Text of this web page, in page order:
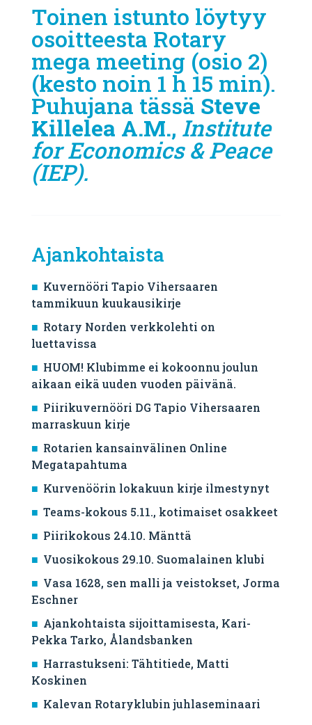
Toinen istunto löytyy
osoitteesta Rotary
mega meeting (osio 2)
(kesto noin 1 h 15 min).
Puhujana tässä Steve
Killelea A.M., Institute
for Economics & Peace
(IEP).
Ajankohtaista
Kuvernööri Tapio Vihersaaren
tammikuun kuukausikirje
Rotary Norden verkkolehti on
luettavissa
HUOM! Klubimme ei kokoonnu joulun
aikaan eikä uuden vuoden päivänä.
Piirikuvernööri DG Tapio Vihersaaren
marraskuun kirje
Rotarien kansainvälinen Online
Megatapahtuma
Kurvenöörin lokakuun kirje ilmestynyt
Teams-kokous 5.11., kotimaiset osakkeet
Piirikokous 24.10. Mänttä
Vuosikokous 29.10. Suomalainen klubi
Vasa 1628, sen malli ja veistokset, Jorma
Eschner
Ajankohtaista sijoittamisesta, Kari-
Pekka Tarko, Ålandsbanken
Harrastukseni: Tähtitiede, Matti
Koskinen
Kalevan Rotaryklubin juhlaseminaari